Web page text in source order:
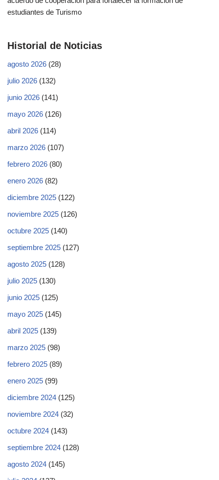
estudiantes de Turismo
Historial de Noticias
agosto 2026 (28)
julio 2026 (132)
junio 2026 (141)
mayo 2026 (126)
abril 2026 (114)
marzo 2026 (107)
febrero 2026 (80)
enero 2026 (82)
diciembre 2025 (122)
noviembre 2025 (126)
octubre 2025 (140)
septiembre 2025 (127)
agosto 2025 (128)
julio 2025 (130)
junio 2025 (125)
mayo 2025 (145)
abril 2025 (139)
marzo 2025 (98)
febrero 2025 (89)
enero 2025 (99)
diciembre 2024 (125)
noviembre 2024 (32)
octubre 2024 (143)
septiembre 2024 (128)
agosto 2024 (145)